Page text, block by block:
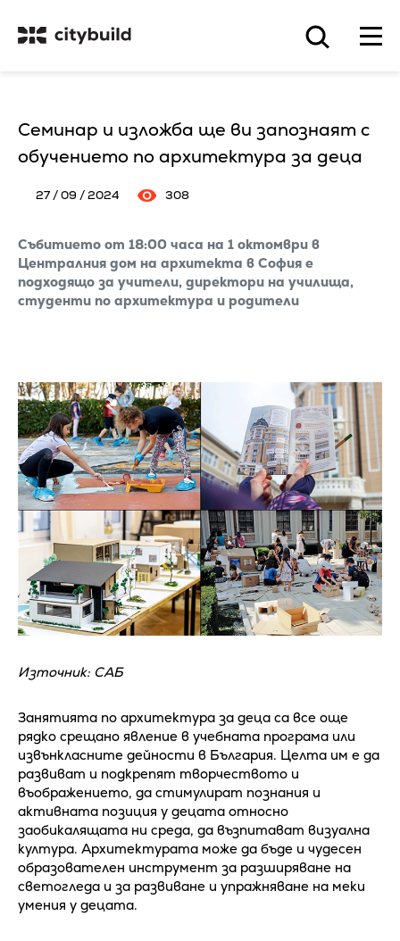
Семинар и изложба ще ви запознаят с
обучението по архитектура за деца
27 / 09 / 2024 308
Събитието от 18:00 часа на 1 октомври в
Централния дом на архитекта в София е
подходящо за учители, директори на училища,
студенти по архитектура и родители
Източник: САБ
Занятията по архитектура за деца са все още
рядко срещано явление в учебната програма или
извънкласните дейности в България. Целта им е да
развиват и подкрепят творчеството и
въображението, да стимулират познания и
активната позиция у децата относно
заобикалящата ни среда, да възпитават визуална
култура. Архитектурата може да бъде и чудесен
образователен инструмент за разширяване на
светогледа и за развиване и упражняване на меки
умения у децата.